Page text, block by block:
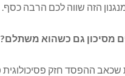
הזה שווה לכם הרבה כסף.
מסיכון גם כשהוא משתלם?